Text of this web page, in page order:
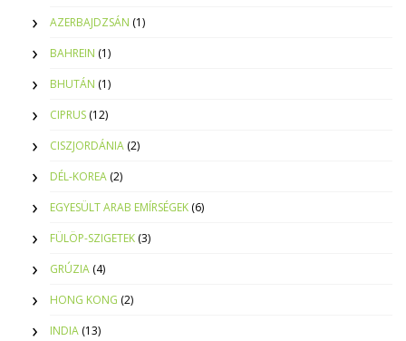
AZERBAJDZSÁN (1)
BAHREIN (1)
BHUTÁN (1)
CIPRUS (12)
CISZJORDÁNIA (2)
DÉL-KOREA (2)
EGYESÜLT ARAB EMÍRSÉGEK (6)
FÜLÖP-SZIGETEK (3)
GRÚZIA (4)
HONG KONG (2)
INDIA (13)